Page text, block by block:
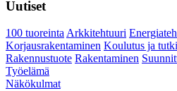
Uutiset
100 tuoreintaArkkitehtuuri
Korjausrakentaminen Koulutus ja
Rakennustuote Rakentaminen
Työelämä
Näkökulmat